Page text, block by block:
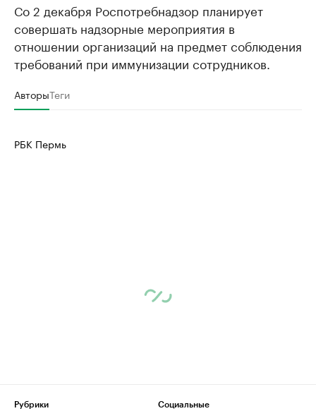
Со 2 декабря Роспотребнадзор планирует
совершать надзорные мероприятия в
отношении организаций на предмет соблюдения
требований при иммунизации сотрудников.
АвторыТеги
РБК Пермь
Рубрики
Социальные